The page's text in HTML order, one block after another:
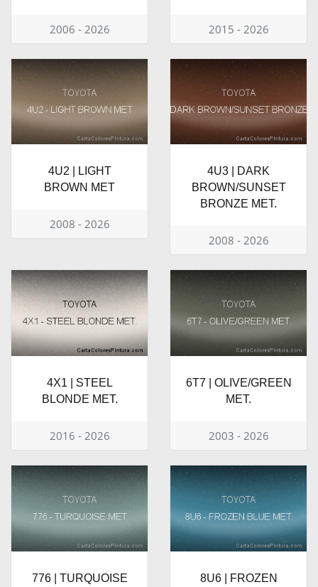
2006 - 2026 2015 - 2026
4U2 | LIGHT
BROWN MET
2008 - 2026
4U3 | DARK
BROWN/SUNSET
BRONZE MET.
2008 - 2026
4X1 | STEEL
BLONDE MET.
2016 - 2026
6T7 | OLIVE/GREEN
MET.
2003 - 2026
776 | TURQUOISE
8U6 | FROZEN